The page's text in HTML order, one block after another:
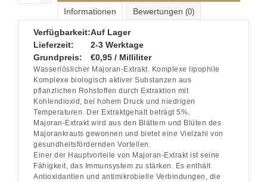
Informationen Bewertungen (0)
Verfügbarkeit:Auf Lager
Lieferzeit:
2-3 Werktage
Grundpreis:
€0,95 / Milliliter
Wasserlöslicher Majoran-Extrakt. Komplexe lipophile
Komplexe biologisch aktiver Substanzen aus
pflanzlichen Rohstoffen durch Extraktion mit
Kohlendioxid, bei hohem Druck und niedrigen
Temperaturen. Der Extraktgehalt beträgt 5%.
Majoran-Extrakt wird aus den Blättern und Blüten des
Majorankrauts gewonnen und bietet eine Vielzahl von
gesundheitsfördernden Vorteilen.
Einer der Hauptvorteile von Majoran-Extrakt ist seine
Fähigkeit, das Immunsystem zu stärken. Es enthält
Antioxidantien und antimikrobielle Verbindungen, die